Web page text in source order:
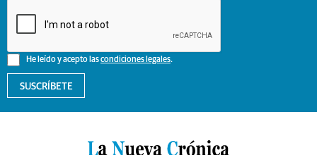
He leído y acepto lascondiciones legales.
SUSCRÍBETE